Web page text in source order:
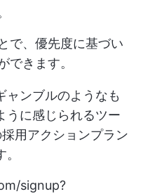
で、優先度に基づい
できます。
ャンブルのようなも
うに感じられるツー
用アクションプラン
signup?